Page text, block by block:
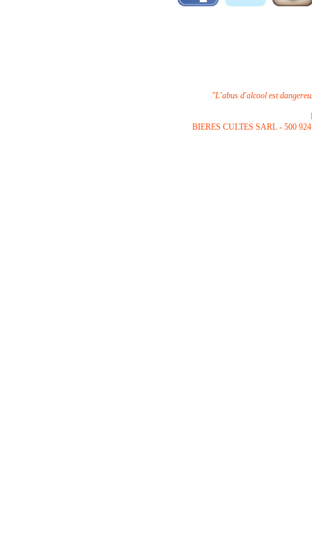
"L'abus d'alcool est
BIERES CULTES SARL - 500